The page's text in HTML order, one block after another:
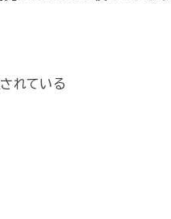
れている